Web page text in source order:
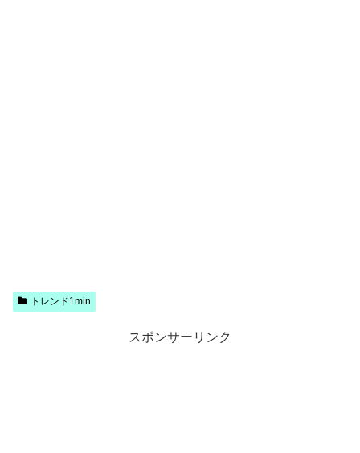
トレンド1min
スポンサーリンク